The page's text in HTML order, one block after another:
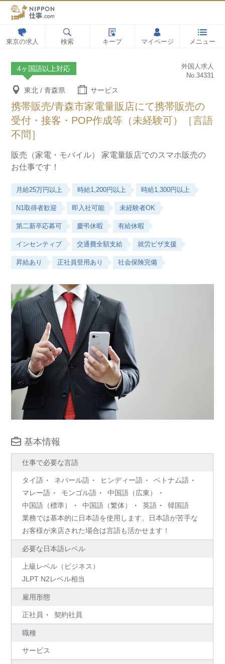
東京の求人 検索 キープ マイページ メニュー
4ヶ国語以上対応
外国人求人
No.34331
東北 / 青森県 サービス
携帯販売/青森市家電量販店にて携帯販売の
受付・接客・POP作成等（未経験可）［言語
不問］
販売（家電・モバイル）
家電量販店でのスマホ販売の
お仕事です！
月給25万円以上 時給1,200円以上 時給1,300円以上
N1取得者歓迎 即入社可能 未経験者OK
第二新卒応募可 慶弔休暇 有給休暇
インセンティブ 交通費全額支給 就労ビザ支援
昇給あり 正社員登用あり 社会保険完備
基本情報
仕事で必要な言語
タイ語 ネパール語 ヒンディー語
ベトナム語
マレー語
モンゴル語
中国語（広東）
中国語（標準）
中国語（繁体） 英語
韓国語
業務では基本的に日本語を使用します。日本語が苦手な
お客様が来店された場合は言語も活かせます！
必要な日本語レベル
上級レベル（ビジネス）
JLPT N2レベル相当
雇用形態
正社員 契約社員
職種
サービス